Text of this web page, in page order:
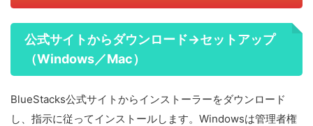
公式サイトからダウンロード→セットアップ
（Windows／Mac）
BlueStacks公式サイトからインストーラーをダウンロード
し、指示に従ってインストールします。Windowsは管理者権